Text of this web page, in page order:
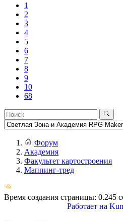
1
2
3
4
5
6
7
8
9
10
68
Форум
Академия
Факультет картостроения
Маппинг-тред
Время создания страницы: 0.245
Работает на